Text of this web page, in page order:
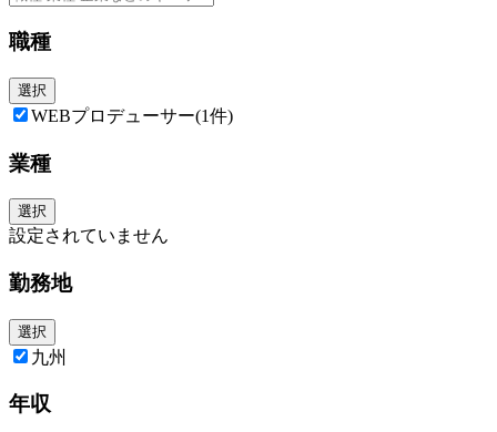
職種
選択
WEBプロデューサー(1件)
業種
選択
設定されていません
勤務地
選択
九州
年収